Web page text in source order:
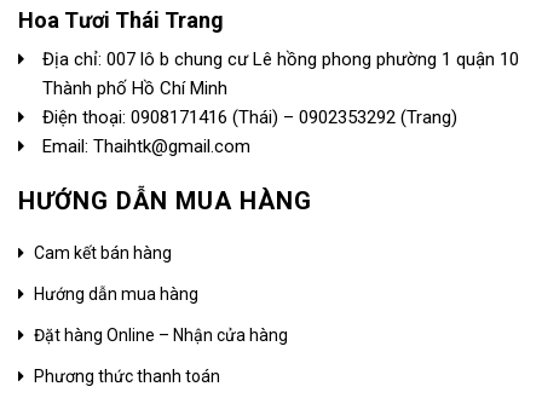
Hoa Tươi Thái Trang
Địa chỉ: 007 lô b chung cư Lê hồng phong phường 1 quận 10
Thành phố Hồ Chí Minh
Điện thoại: 0908171416 (Thái) – 0902353292 (Trang)
Email: Thaihtk@gmail.com
HƯỚNG DẪN MUA HÀNG
Cam kết bán hàng
Hướng dẫn mua hàng
Đặt hàng Online – Nhận cửa hàng
Phương thức thanh toán